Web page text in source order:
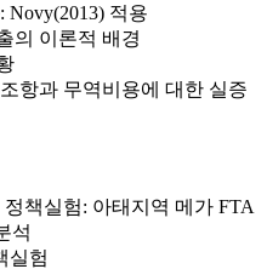
Novy(2013) 적용
의 이론적 배경
항과 무역비용에 대한 실증
책실험: 아태지역 메가 FTA
석
실험